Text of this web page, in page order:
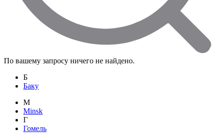
По вашему запросу ничего не найдено.
Б
Баку
M
Minsk
Г
Гомель